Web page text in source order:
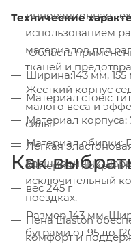
инновационная
использованием
материалов для
тканей и
Жесткий корпус
малого веса и
силы.
Легкая
расширенных
исключительный
поездках.
Пена Elaston
комфорт и
Технические
Область
Ширина:143 мм,
Материал стоек:
Материал корпуса:
Материал обивки:
Материал
вес 245 г
Как
Размер 143 мм.
буграми от 95 до